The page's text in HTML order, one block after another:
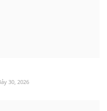
30, 2026